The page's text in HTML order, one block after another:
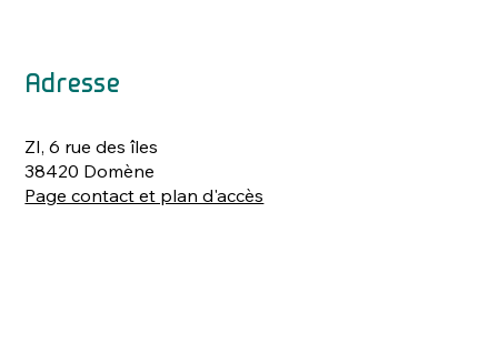
Adresse
ZI, 6 rue des îles
38420 Domène
Page contact et plan d'accès